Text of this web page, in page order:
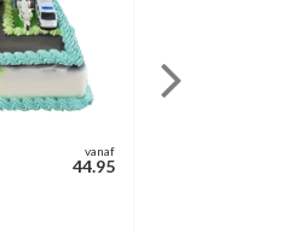
vanaf
44.95